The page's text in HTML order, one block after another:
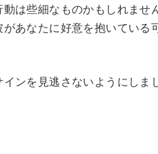
は些細なものかもしれません
あなたに好意を抱いている
ンを見逃さないようにしま